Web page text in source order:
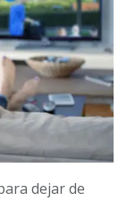
dejar de